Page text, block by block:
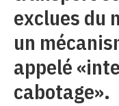
exclues du
un
appelé
cabotage».